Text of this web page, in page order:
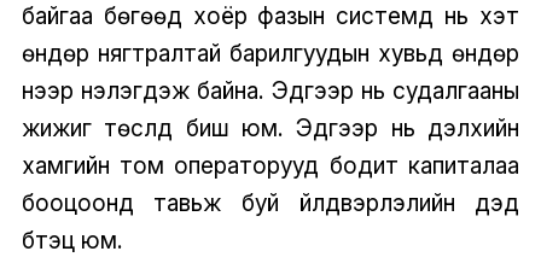
байгаа бөгөөд хоёр фазын системүүд нь хэт
өндөр нягтралтай барилгуудын хувьд өндөр
үнээр үнэлэгдэж байна. Эдгээр нь судалгааны
жижиг төслүүд биш юм. Эдгээр нь дэлхийн
хамгийн том операторууд бодит капиталаа
бооцоонд тавьж буй үйлдвэрлэлийн дэд
бүтэц юм.